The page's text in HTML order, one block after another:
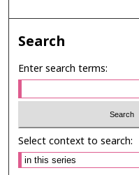
Search
Enter search terms:
Select context to search: